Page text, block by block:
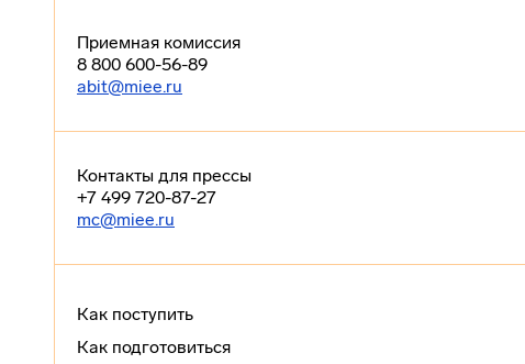
Приемная комиссия
8 800 600-56-89
abit@miee.ru
Контакты для прессы
+7 499 720-87-27
mc@miee.ru
Как поступить
Как подготовиться